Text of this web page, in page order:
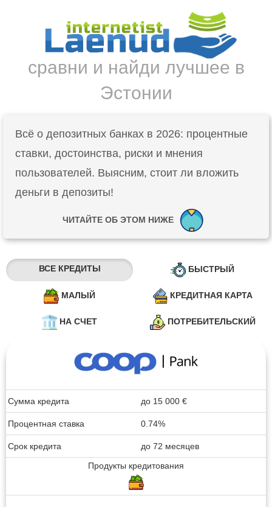
сравни и найди лучшее в
Эстонии
Всё о депозитных банках в 2026: процентные
ставки, достоинства, риски и мнения
пользователей. Выясним, стоит ли вложить
деньги в депозиты!
ЧИТАЙТЕ ОБ ЭТОМ НИЖЕ
ВСЕ КРЕДИТЫ БЫСТРЫЙ
МАЛЫЙ КРЕДИТНАЯ КАРТА
НА СЧЕТ ПОТРЕБИТЕЛЬСКИЙ
Сумма кредита до 15 000 €
Процентная ставка 0.74%
Срок кредита
до 72 месяцев
Продукты кредитования